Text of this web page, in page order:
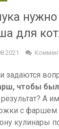
для
задаются
чтобы
А
с фаршем
кулинары